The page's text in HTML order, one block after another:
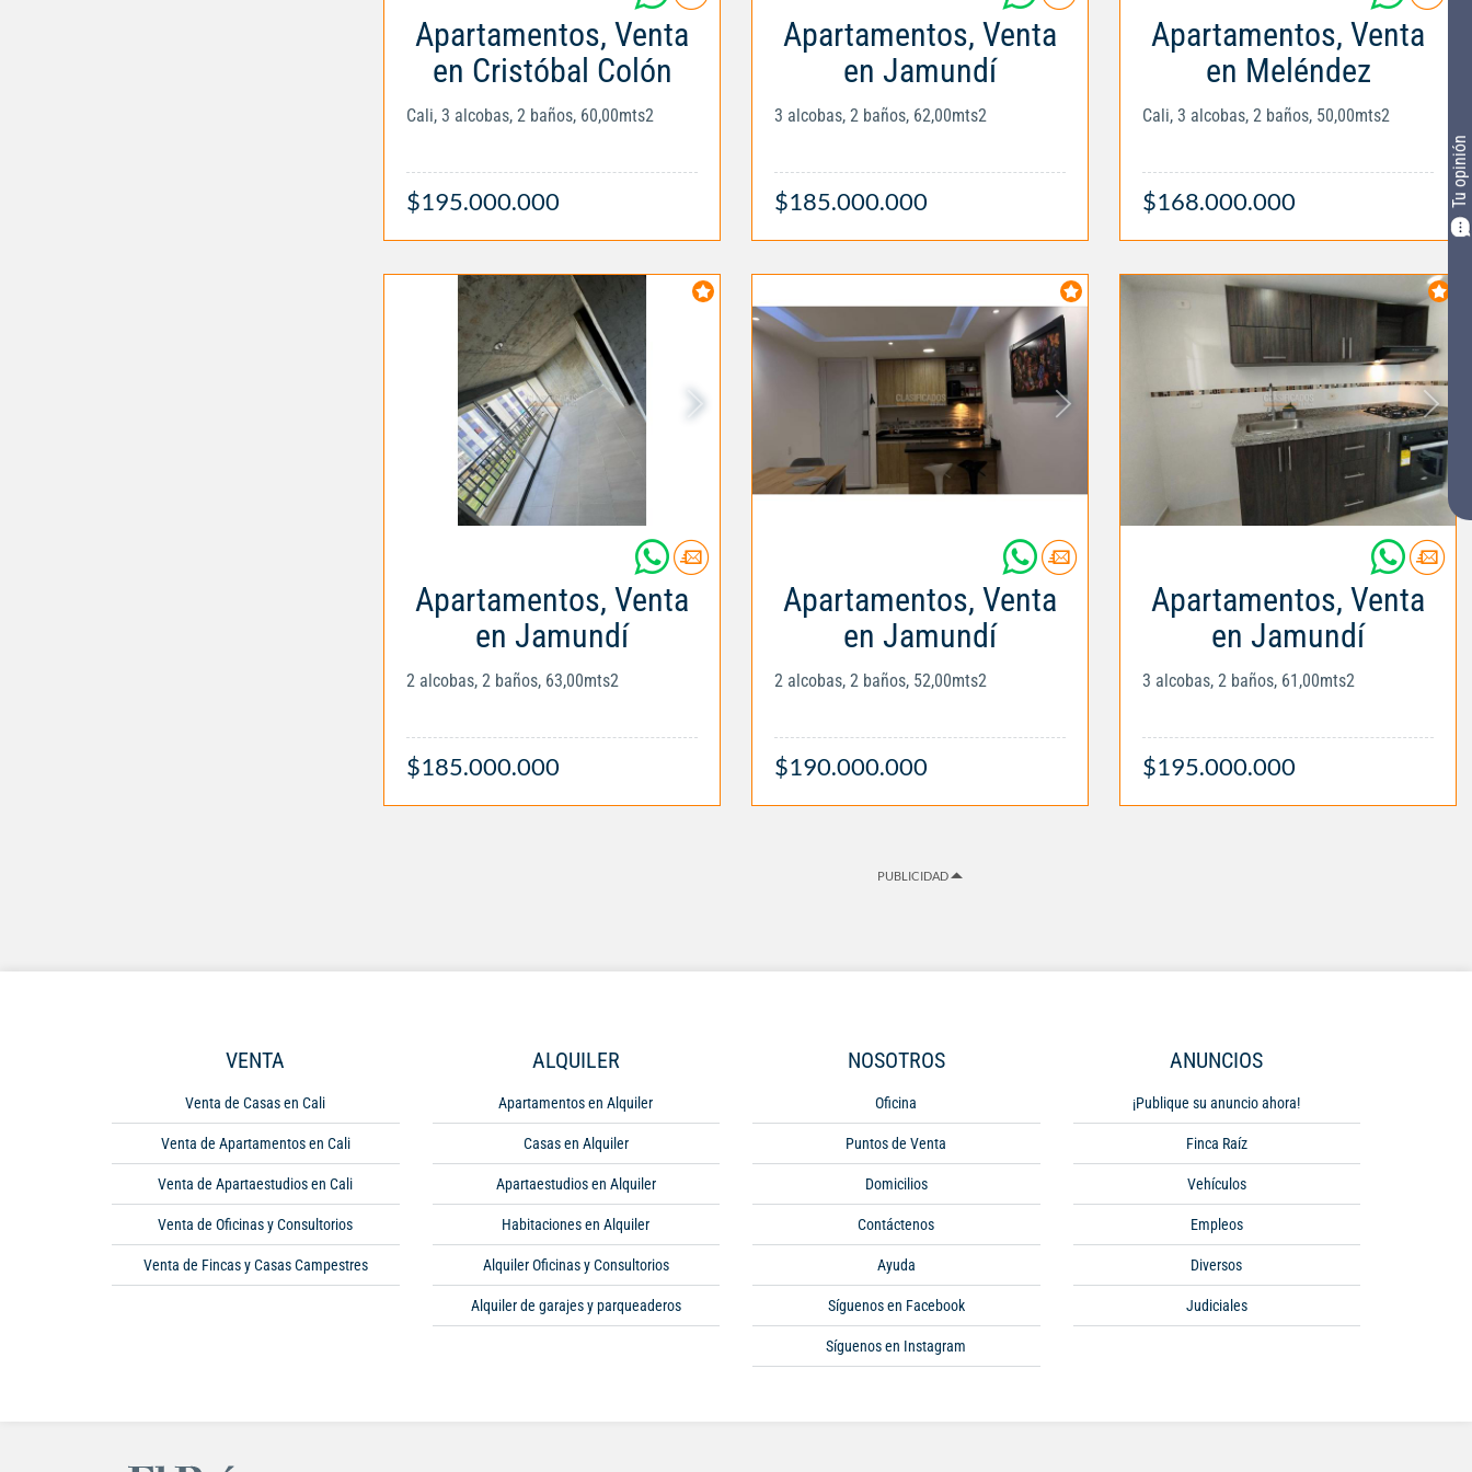
Tu opinión
Apartamentos, Venta
en Cristóbal Colón
Cali, 3 alcobas, 2 baños, 60,00mts2
$195.000.000
Apartamentos, Venta
en Jamundí
3 alcobas, 2 baños, 62,00mts2
$185.000.000
Apartamentos, Venta
en Meléndez
Cali, 3 alcobas, 2 baños, 50,00mts2
$168.000.000
Apartamentos, Venta
en Jamundí
2 alcobas, 2 baños, 63,00mts2
$185.000.000
Apartamentos, Venta
en Jamundí
2 alcobas, 2 baños, 52,00mts2
$190.000.000
Apartamentos, Venta
en Jamundí
3 alcobas, 2 baños, 61,00mts2
$195.000.000
PUBLICIDAD
VENTA
Venta de Casas en Cali
Venta de Apartamentos en Cali
Venta de Apartaestudios en Cali
Venta de Oficinas y Consultorios
Venta de Fincas y Casas Campestres
ALQUILER
Apartamentos en Alquiler
Casas en Alquiler
Apartaestudios en Alquiler
Habitaciones en Alquiler
Alquiler Oficinas y Consultorios
Alquiler de garajes y parqueaderos
NOSOTROS
Oficina
Puntos de Venta
Domicilios
Contáctenos
Ayuda
Síguenos en Facebook
Síguenos en Instagram
ANUNCIOS
¡Publique su anuncio ahora!
Finca Raíz
Vehículos
Empleos
Diversos
Judiciales